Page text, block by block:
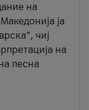
на
ја
чиј
на
песна